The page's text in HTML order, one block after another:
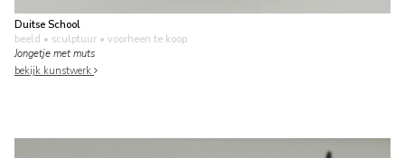
Duitse School
beeld • sculptuur • voorheen te koop
Jongetje met muts
bekijk kunstwerk